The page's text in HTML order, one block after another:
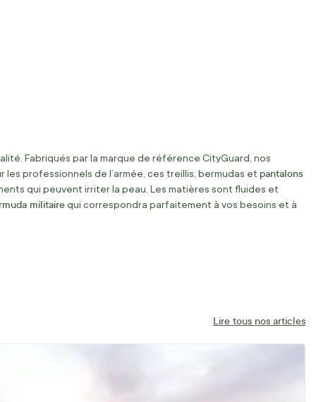
Fabriqués par la marque de référence CityGuard, nos
professionnels de l’armée, ces treillis, bermudas et pantalons
qui peuvent irriter la peau. Les matières sont fluides et
militairequi correspondra parfaitement à vos besoins et à
Lire tous nos articles